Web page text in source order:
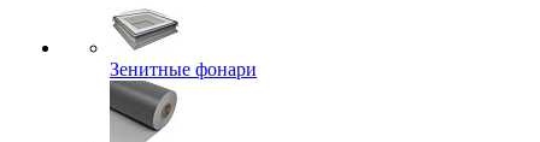
Зенитные фонари